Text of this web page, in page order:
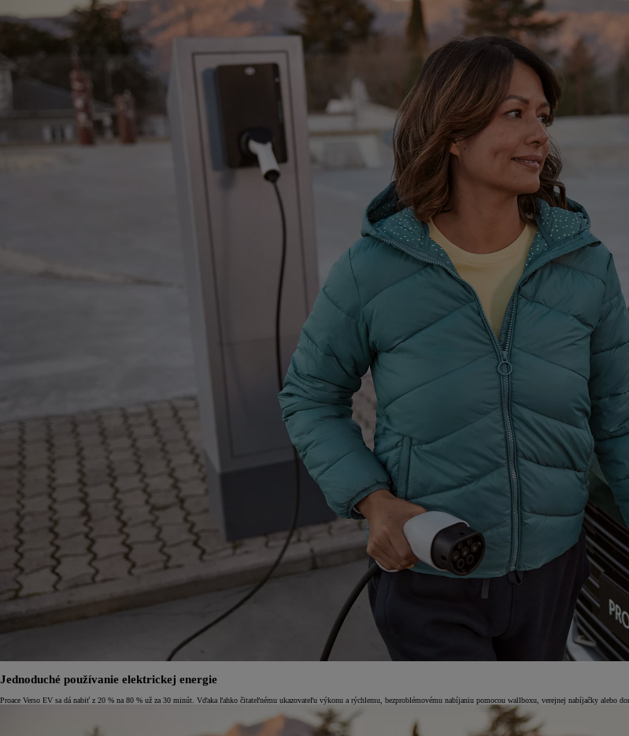
Od 16 690 €
s DPH
vr. zvýhodnenia
Nový Yaris Cross
Jednoduché používanie elektrickej energie
Proace Verso EV sa dá nabiť z 20 % na 80 % už za 30 minút. Vďaka ľahko čitateľnému ukazovateľu výkonu a rýchlemu, bezproblémovému nabíjaniu pomocou wallboxu, verejnej nabíjačky alebo